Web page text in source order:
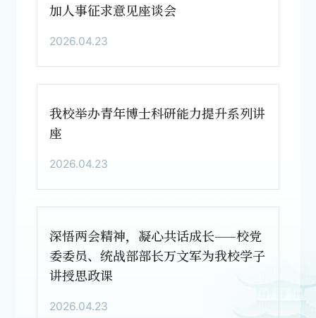
加人事征求意见座谈会
2026.04.23
我校举办青年博士科研能力提升系列讲
座
2026.04.23
深悟两会精神，凝心共话成长——校党
委委员、统战部部长万文军为我校学子
讲授思政课
2026.04.23